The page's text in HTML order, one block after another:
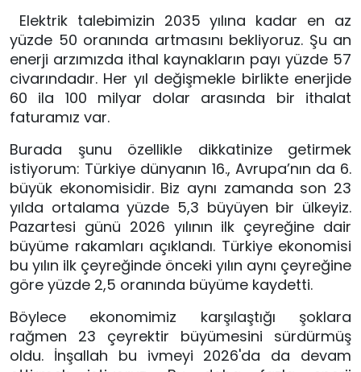
yüzde 50 oranında artmasını bekliyoruz. Şu an
enerji arzımızda ithal kaynakların payı yüzde 57
civarındadır. Her yıl değişmekle birlikte enerjide
60 ila 100 milyar dolar arasında bir ithalat
faturamız var.
Burada şunu özellikle dikkatinize getirmek
istiyorum: Türkiye dünyanın 16., Avrupa’nın da 6.
büyük ekonomisidir. Biz aynı zamanda son 23
yılda ortalama yüzde 5,3 büyüyen bir ülkeyiz.
Pazartesi günü 2026 yılının ilk çeyreğine dair
büyüme rakamları açıklandı. Türkiye ekonomisi
bu yılın ilk çeyreğinde önceki yılın aynı çeyreğine
göre yüzde 2,5 oranında büyüme kaydetti.
Böylece ekonomimiz karşılaştığı şoklara
rağmen 23 çeyrektir büyümesini sürdürmüş
oldu. İnşallah bu ivmeyi 2026'da da devam